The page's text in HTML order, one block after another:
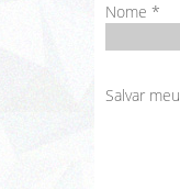
Nome *
Salvar